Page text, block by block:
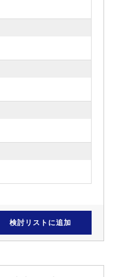
検討リスト に追加